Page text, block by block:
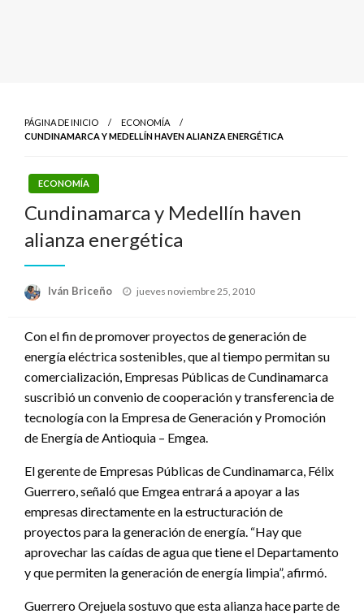
PÁGINA DE INICIO
ECONOMÍA
CUNDINAMARCA Y MEDELLÍN HAVEN ALIANZA ENERGÉTICA
ECONOMÍA
Cundinamarca y Medellín haven
alianza energética
Iván Briceño
Publicado
jueves noviembre 25, 2010
Con el fin de promover proyectos de generación de
energía eléctrica sostenibles, que al tiempo permitan su
comercialización, Empresas Públicas de Cundinamarca
suscribió un convenio de cooperación y transferencia de
tecnología con la Empresa de Generación y Promoción
de Energía de Antioquia – Emgea.
El gerente de Empresas Públicas de Cundinamarca, Félix
Guerrero, señaló que Emgea entrará a apoyar a las
empresas directamente en la estructuración de
proyectos para la generación de energía. “Hay que
aprovechar las caídas de agua que tiene el Departamento
y que permiten la generación de energía limpia”, afirmó.
Guerrero Orejuela sostuvo que esta alianza hace parte de